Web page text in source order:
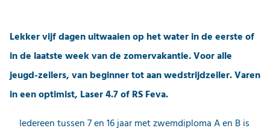
Lekker vijf dagen uitwaaien op het water in de eerste of
in de laatste week van de zomervakantie. Voor alle
jeugd-zeilers, van beginner tot aan wedstrijdzeiler. Varen
in een optimist, Laser 4.7 of RS Feva.
Iedereen tussen 7 en 16 jaar met zwemdiploma A en B is